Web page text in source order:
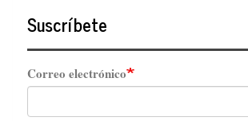
Suscríbete
Correo electrónico